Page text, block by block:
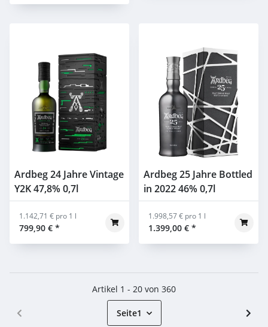
Ardbeg 24 Jahre Vintage
Y2K 47,8% 0,7l
799,90 € *
1.142,71 € pro 1 l
Ardbeg 25 Jahre Bottled
in 2022 46% 0,7l
1.399,00 € *
1.998,57 € pro 1 l
Artikel 1 - 20 von 360
Seite1